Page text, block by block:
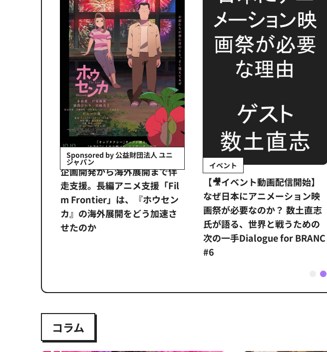
Sponsored by 公益財団法人 ユニ
ジャパン
企画開発から海外展開まで伴
走支援。長編アニメ支援「Fil
m Frontier」は、『ホウセン
カ』の海外展開をどう加速さ
せたのか
イベント
【🎥イベント動画配信開始】
なぜ日本にアニメーション映
画祭が必要なのか？ 数土直志
氏が語る、世界と戦うための
次の一手Dialogue for BRANC
#6
1 2
コラム